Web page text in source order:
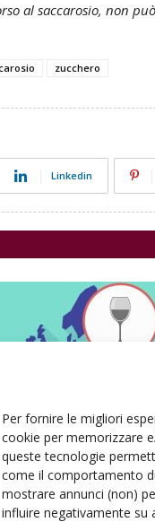
Per fornire le migliori
cookie per memorizzare
queste tecnologie
come il comportamento
mostrare annunci (non)
influire negativamente su
al saccarosio, non
zucchero
Linkedin
vino: un’overview